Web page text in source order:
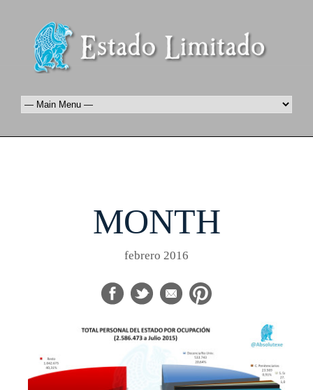
MONTH
febrero 2016